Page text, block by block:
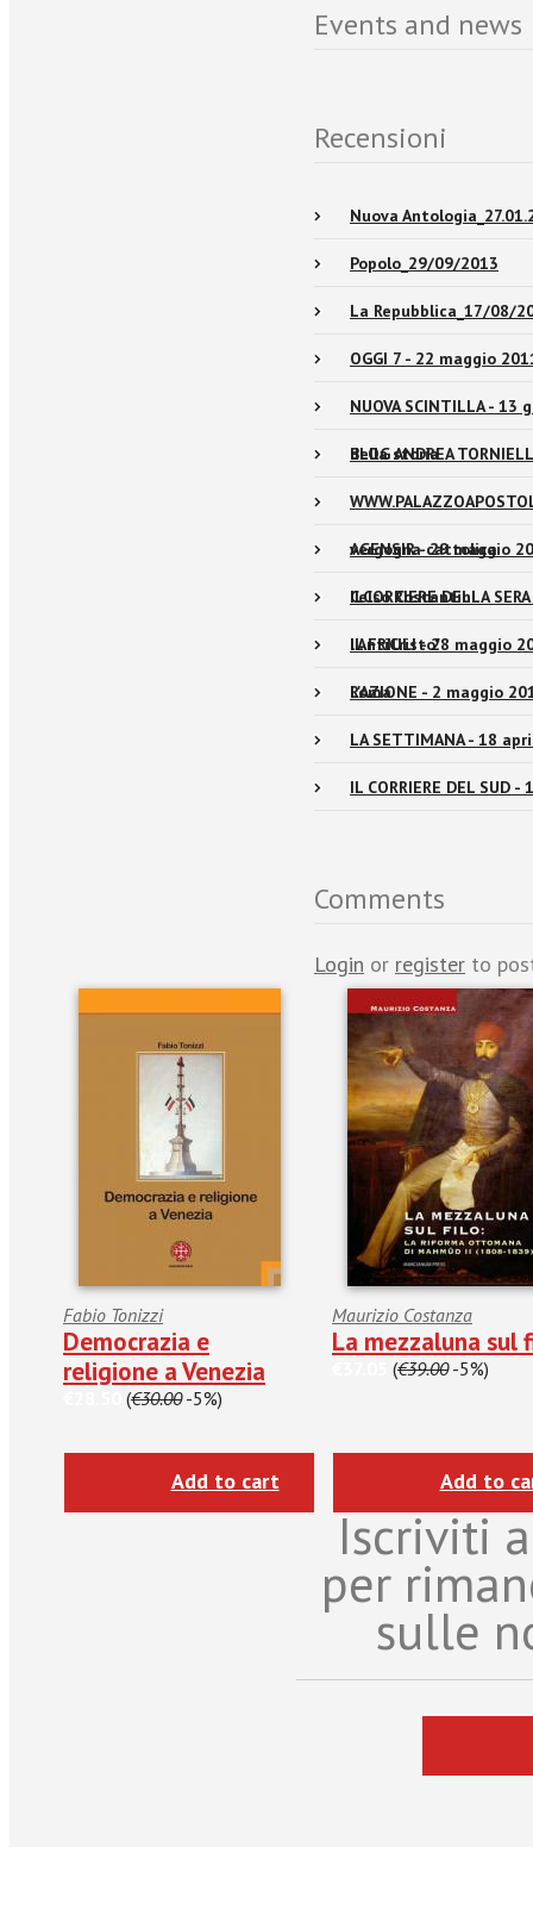
Events and news
Recensioni
Nuova
Popolo_29/09/2013
La Repubblica_17/08/
OGGI 7 - 22 maggio
NUOVA SCINTILLA -
della storia
BLOG ANDREA
vergogna cattolica
AGENSIR - 29 maggio
Celso Costantini
ILCORRIERE DELLA
l'AntiCristo"
IL FRIULI - 28 maggio
Roma
L'AZIONE - 2 maggio
LA SETTIMANA - 18
IL CORRIERE DEL
Comments
Login or register to
Fabio Tonizzi
Democrazia e
religione a Venezia
(€30.00-5%)
Add to cart
Maurizio Costanza
La mezzaluna sul
(€39.00-5%)
Add to
Iscriviti
per
sulle